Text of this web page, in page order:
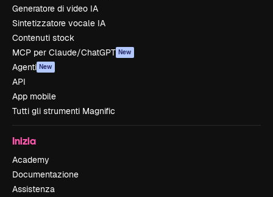
Generatore di video IA
Sintetizzatore vocale IA
Contenuti stock
MCP per Claude/ChatGPT New
Agenti New
API
App mobile
Tutti gli strumenti Magnific
Inizia
Academy
Documentazione
Assistenza